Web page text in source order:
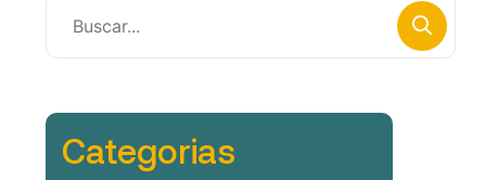
Categorias